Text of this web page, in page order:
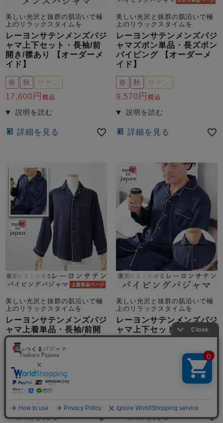
メニュー
美しい光沢と抜群の肌沿いで極
上のリラックスタイムを
レーヨンサテンメンズパジ
ャマ上下セット・長袖/前
開き/襟あり 【オーダーメ
イド】
春 秋 サテン
17,600 税込
詳細を見る
美しい光沢と抜群の肌沿いで極
上のリラックスタイムを
レーヨンサテンメンズパジ
ャマズボン単品・長ズボン
パイピング 【オーダーメ
イド】
春 秋 サテン
9,570 税込
詳細を見る
美しい光沢と抜群の肌沿いで極
上のリラックスタイムを
レーヨンサテンメンズパジ
ャマ上着単品・長袖/前開
き/開襟パイピング 【オー
ダーメイド】
春 サテン
13,860 税込
詳細を見る
美しい光沢と抜群の肌沿いで極
上のリラックスタイムを
レーヨンサテンメンズパジ
ャマ上下セット・長袖/前
開き/開襟パイピング 【オ
詳細を見る